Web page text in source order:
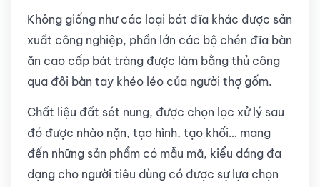
Không giống như các loại bát đĩa khác được sản
xuất công nghiệp, phần lớn các bộ chén đĩa bàn
ăn cao cấp bát tràng được làm bằng thủ công
qua đôi bàn tay khéo léo của người thợ gốm.
Chất liệu đất sét nung, được chọn lọc xử lý sau
đó được nhào nặn, tạo hình, tạo khối… mang
đến những sản phẩm có mẫu mã, kiểu dáng đa
dạng cho người tiêu dùng có được sự lựa chọn